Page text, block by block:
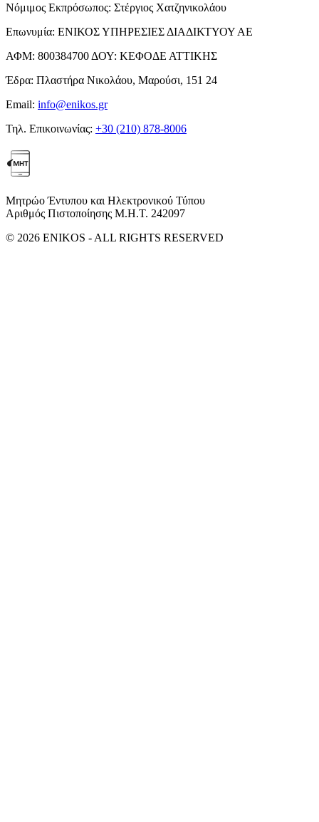
Νόμιμος Εκπρόσωπος: Στέργιος Χατζηνικολάου
Επωνυμία: ΕΝΙΚΟΣ ΥΠΗΡΕΣΙΕΣ ΔΙΑΔΙΚΤΥΟΥ ΑΕ
ΑΦΜ: 800384700 ΔΟΥ: ΚΕΦΟΔΕ ΑΤΤΙΚΗΣ
Έδρα: Πλαστήρα Νικολάου, Μαρούσι, 151 24
Email: info@enikos.gr
Τηλ. Επικοινωνίας: +30 (210) 878-8006
Μητρώο Έντυπου και Ηλεκτρονικού Τύπου
Αριθμός Πιστοποίησης Μ.Η.Τ. 242097
© 2026 ENIKOS - ALL RIGHTS RESERVED